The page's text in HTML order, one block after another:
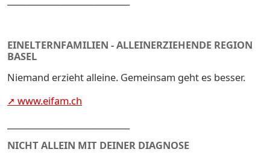
EINELTERNFAMILIEN - ALLEINERZIEHENDE REGION
BASEL
Niemand erzieht alleine. Gemeinsam geht es besser.
➚ www.eifam.ch
NICHT ALLEIN MIT DEINER DIAGNOSE